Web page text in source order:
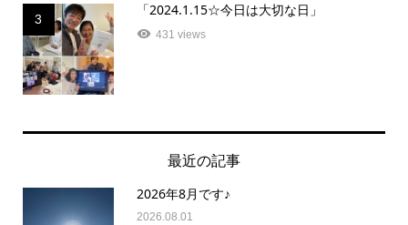
3
「2024.1.15☆今日は大切な日」
431 views
最近の記事
2026年8月です♪
2026.08.01